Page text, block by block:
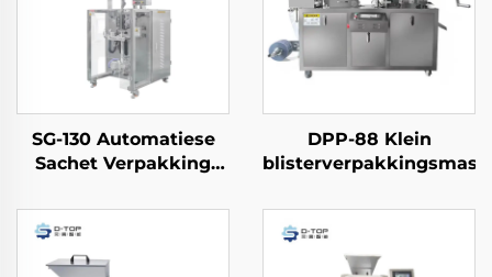
SG-130 Automatiese
Sachet Verpakking
DPP-88 Klein